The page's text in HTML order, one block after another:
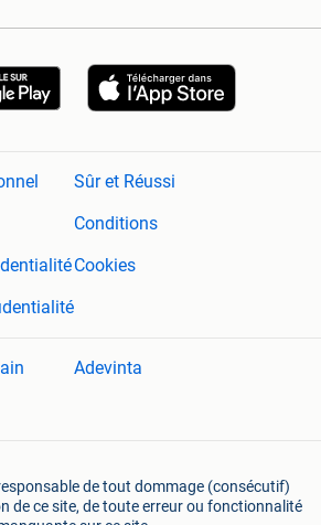
Sûr et Réussi
Conditions
Cookies
Adevinta
de tout dommage (consécutif)
de ce site, de toute erreur ou fonctionnalité